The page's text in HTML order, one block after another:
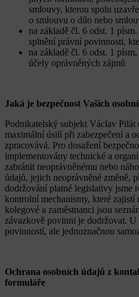
smlouvy, kterou spolu
o smlouvu o dílo nebo
na základě čl. 6 odst. 1
splnění právní povinnosti,
na základě čl. 6 odst. 1
účely oprávněných zájmů
Jaká je bezpečnost Vašich
Podnikatelský subjekt Václav
maximální úsilí při zabezpečení a
zpracovává. Pro dosažení
implementovány technické a
zabránit neoprávněnému nebo
údajů, jejich neoprávněné změně,
dodržování platné legislativy jsme
kontrolní mechanismy, které
kolegové a zaměstnanci jsou
závazkově povinni je dodržovat.
povinností, ale jednoznačnou
Ochrana osobních údajů z
formuláře